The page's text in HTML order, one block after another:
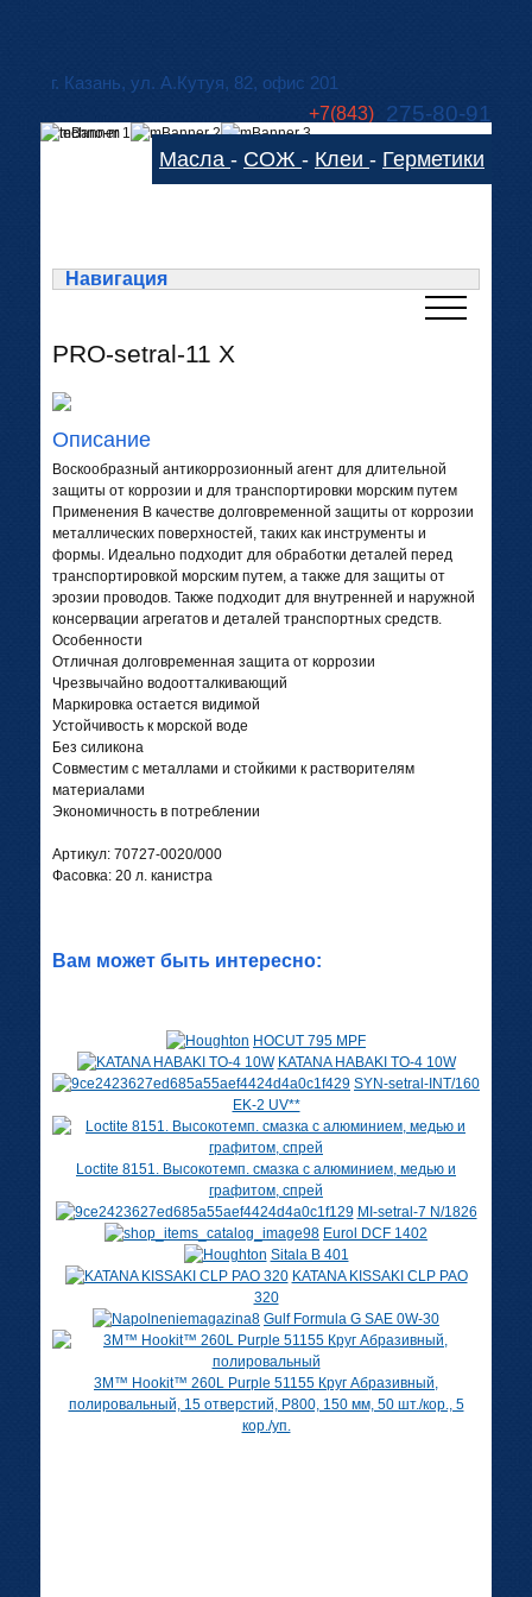
г. Казань, ул. А.Кутуя, 82, офис 201
+7(843)
275-80-91
275-83-78
technom-kazan@mail.ru
Масла - СОЖ - Клеи - Герметики
Навигация
PRO-setral-11 X
Описание
Воскообразный антикоррозионный агент для длительной
защиты от коррозии и для транспортировки морским путем
Применения В качестве долговременной защиты от коррозии
металлических поверхностей, таких как инструменты и
формы. Идеально подходит для обработки деталей перед
транспортировкой морским путем, а также для защиты от
эрозии проводов. Также подходит для внутренней и наружной
консервации агрегатов и деталей транспортных средств.
Особенности
Отличная долговременная защита от коррозии
Чрезвычайно водоотталкивающий
Маркировка остается видимой
Устойчивость к морской воде
Без силикона
Совместим с металлами и стойкими к растворителям
материалами
Экономичность в потреблении
Артикул: 70727-0020/000
Фасовка: 20 л. канистра
Вам может быть интересно:
HOCUT 795 MPF
KATANA HABAKI TO-4 10W
SYN-setral-INT/160
EK-2 UV**
Loctite 8151. Высокотемп. смазка с алюминием, медью и
графитом, спрей
MI-setral-7 N/1826
Eurol DCF 1402
Sitala B 401
KATANA KISSAKI CLP PAO
320
Gulf Formula G SAE 0W-30
3M™ Hookit™ 260L Purple 51155 Круг Абразивный,
полировальный, 15 отверстий, Р800, 150 мм, 50 шт./кор., 5
кор./уп.